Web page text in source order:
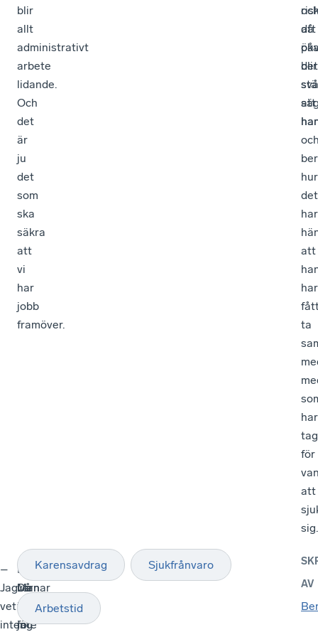
blir
allt
administrativt
arbete
lidande.
Och
det
är
ju
det
som
ska
säkra
att
vi
har
jobb
framöver.
då
det
hur
det
har
att
har
ta
har
för
att
sig.
att
blir
att
–
Jag
vet
inte
–
Man
kan
inte
Han
varnar
också
för
–
Då
får
jag
Karensavdrag Sjukfrånvaro
Arbetstid
AV